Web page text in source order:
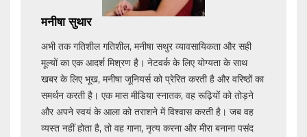
मनीषा सुथार
अभी तक गतिशील गतिशील, मनीषा सथुर व्यावसायिकता और सही
मूल्यों का एक आदर्श मिश्रण है। नेटवर्क के लिए योग्यता के साथ
खबर के लिए भूख, मनीषा जूनियर्स को प्रेरित करती है और वरिष्ठों का
समर्थन करती है। एक मास मीडिया स्नातक, वह रूढ़ियों को तोड़ने
और अपने स्वयं के आला को तराशने में विश्वास करती है। जब वह
व्यस्त नहीं होता है, तो वह गाना, नृत्य करना और मीरा बनाना पसंद